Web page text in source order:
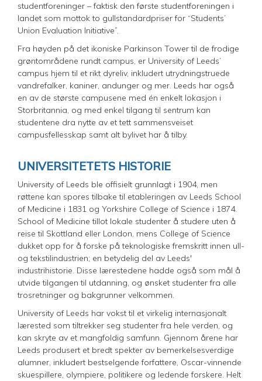
studentforeninger – faktisk den første studentforeningen i
landet som mottok to gullstandardpriser for “Students’
Union Evaluation Initiative”.
Fra høyden på det ikoniske Parkinson Tower til de frodige
grøntområdene rundt campus, er University of Leeds’
campus hjem til et rikt dyreliv, inkludert utrydningstruede
vandrefalker, kaniner, andunger og mer. Leeds har også
en av de største campusene med én enkelt lokasjon i
Storbritannia, og med enkel tilgang til sentrum kan
studentene dra nytte av et tett sammensveiset
campusfellesskap samt alt bylivet har å tilby.
UNIVERSITETETS HISTORIE
University of Leeds ble offisielt grunnlagt i 1904, men
røttene kan spores tilbake til etableringen av Leeds School
of Medicine i 1831 og Yorkshire College of Science i 1874.
School of Medicine tillot lokale studenter å studere uten å
reise til Skottland eller London, mens College of Science
dukket opp for å forske på teknologiske fremskritt innen ull-
og tekstilindustrien; en betydelig del av Leeds'
industrihistorie. Disse lærestedene hadde også som mål å
utvide tilgangen til utdanning, og ønsket studenter fra alle
trosretninger og bakgrunner velkommen.
University of Leeds har vokst til et virkelig internasjonalt
lærested som tiltrekker seg studenter fra hele verden, og
kan skryte av et mangfoldig samfunn. Gjennom årene har
Leeds produsert et bredt spekter av bemerkelsesverdige
alumner, inkludert bestselgende forfattere, Oscar-vinnende
skuespillere, olympiere, politikere og ledende forskere. Helt